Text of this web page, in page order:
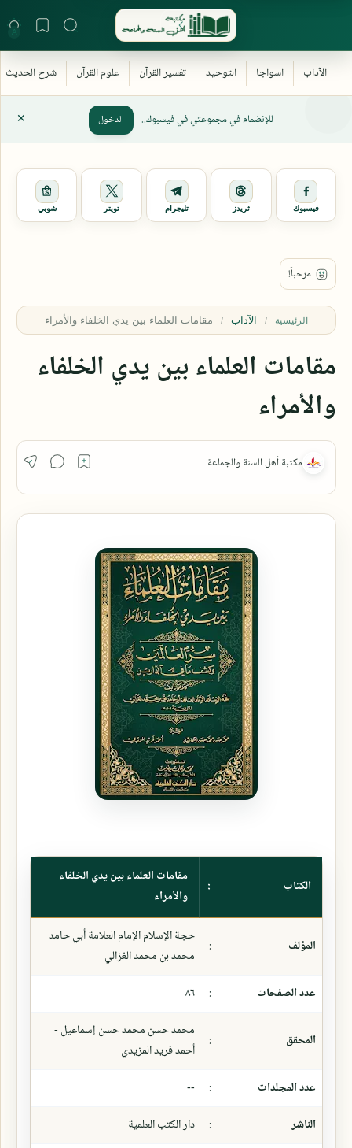
للإنضمام في مجموعتي في فيسبوك.. الدخول
فيسبوك ثريدز تليجرام تويتر شوبي
الرئيسية الآداب
مقامات العلماء بين يدي الخلفاء
والأمراء
الكتاب :
مقامات العلماء بين يدي الخلفاء
والأمراء
المؤلف :
حجة الإسلام الإمام العلامة أبي حامد
محمد بن محمد الغزالي
عدد الصفحات
: ٨٦
المحقق :
محمد حسن محمد حسن إسماعيل -
أحمد فريد المزيدي
عدد المجلدات
:
--
الناشر
:
دار الكتب العلمية